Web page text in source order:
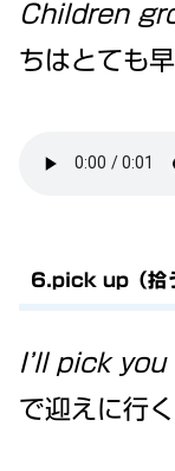
Children
ちはとても
6.pick up（拾
I’ll pick
で迎えに行く